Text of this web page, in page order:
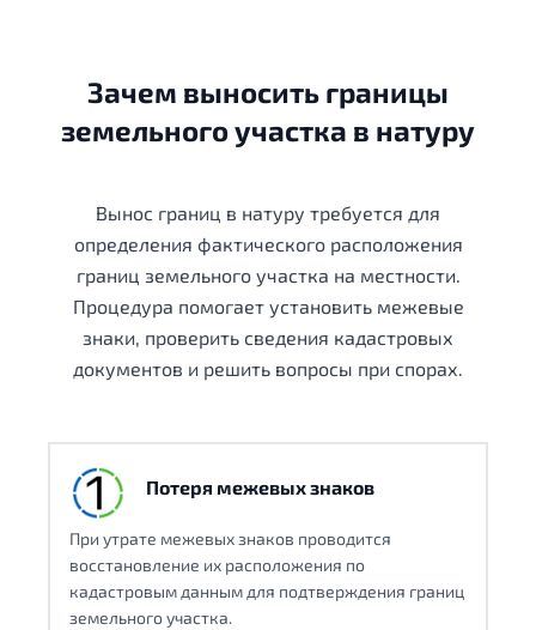
Зачем выносить границы
земельного участка в натуру
Вынос границ в натуру требуется для
определения фактического расположения
границ земельного участка на местности.
Процедура помогает установить межевые
знаки, проверить сведения кадастровых
документов и решить вопросы при спорах.
Потеря межевых знаков
При утрате межевых знаков проводится
восстановление их расположения по
кадастровым данным для подтверждения границ
земельного участка.